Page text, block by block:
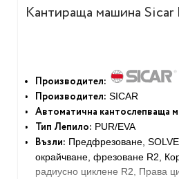
Кантираща машина Sicar
Производител:
Производител: SICAR
Автоматична кантослепваща
Тип Лепило: PUR/EVA
Възли: Предфрезоване,
окрайчване, фрезоване R2,
радиусно циклене R2, Права